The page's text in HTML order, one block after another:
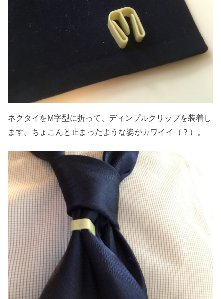
ネクタイをM字型に折って、ディンプルクリップを装着し
ます。ちょこんと止まったような姿がカワイイ（？）。